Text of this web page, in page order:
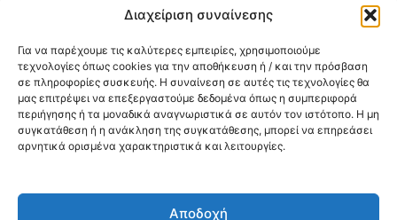
Διαχείριση συναίνεσης
Για να παρέχουμε τις καλύτερες εμπειρίες, χρησιμοποιούμε
τεχνολογίες όπως cookies για την αποθήκευση ή / και την πρόσβαση
σε πληροφορίες συσκευής. Η συναίνεση σε αυτές τις τεχνολογίες θα
μας επιτρέψει να επεξεργαστούμε δεδομένα όπως η συμπεριφορά
περιήγησης ή τα μοναδικά αναγνωριστικά σε αυτόν τον ιστότοπο. Η μη
συγκατάθεση ή η ανάκληση της συγκατάθεσης, μπορεί να επηρεάσει
αρνητικά ορισμένα χαρακτηριστικά και λειτουργίες.
Αποδοχή
Σεμινάρια - Συνέδρια